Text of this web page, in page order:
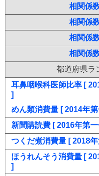
相関係
相関係
相関係
相関係
都道府県ラ
耳鼻咽喉科医師比率 [
]
めん類消費量 [ 2014年
新聞購読費 [ 2016年第
つくだ煮消費量 [ 2018
ほうれんそう消費量 [
]